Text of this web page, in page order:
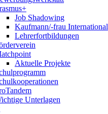
Job Shadowing
Kaufmann/-frau International
Lehrerfortbildungen
Aktuelle Projekte
Unterlagen